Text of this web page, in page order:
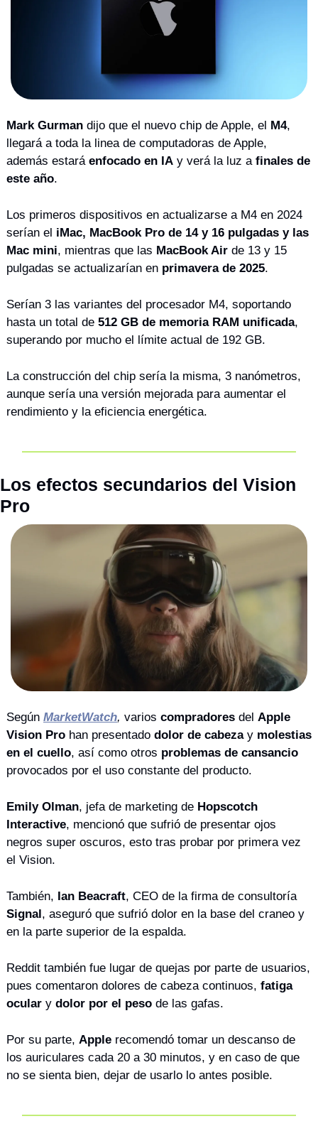
Mark Gurman dijo que el nuevo chip de Apple, el M4,
llegará a toda la linea de computadoras de Apple,
además estará enfocado en IA y verá la luz a finales de
este año.
Los primeros dispositivos en actualizarse a M4 en 2024
serían el iMac, MacBook Pro de 14 y 16 pulgadas y las
Mac mini, mientras que las MacBook Air de 13 y 15
pulgadas se actualizarían en primavera de 2025.
Serían 3 las variantes del procesador M4, soportando
hasta un total de 512 GB de memoria RAM unificada,
superando por mucho el límite actual de 192 GB.
La construcción del chip sería la misma, 3 nanómetros,
aunque sería una versión mejorada para aumentar el
rendimiento y la eficiencia energética.
Los efectos secundarios del Vision
Pro
Según MarketWatch, varios compradores del Apple
Vision Pro han presentado dolor de cabeza y molestias
en el cuello, así como otros problemas de cansancio
provocados por el uso constante del producto.
Emily Olman, jefa de marketing de Hopscotch
Interactive, mencionó que sufrió de presentar ojos
negros super oscuros, esto tras probar por primera vez
el Vision.
También, Ian Beacraft
, CEO de la firma de consultoría
Signal , aseguró que sufrió dolor en la base del craneo y
en la parte superior de la espalda.
Reddit también fue lugar de quejas por parte de usuarios,
pues comentaron dolores de cabeza continuos, fatiga
ocular y dolor por el peso de las gafas.
Por su parte, Apple recomendó tomar un descanso de
los auriculares cada 20 a 30 minutos, y en caso de que
no se sienta bien, dejar de usarlo lo antes posible.